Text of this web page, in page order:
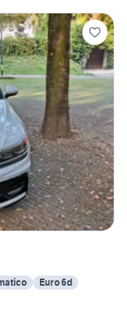
Euro 6d